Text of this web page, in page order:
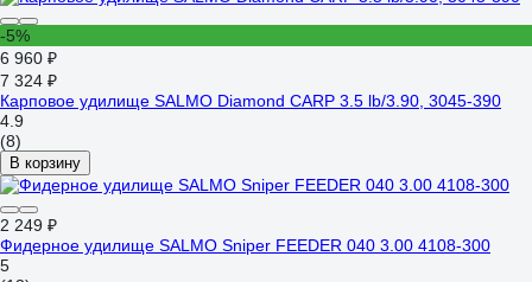
-5%
6 960 ₽
7 324 ₽
Карповое удилище SALMO Diamond CARP 3.5 lb/3.90, 3045-390
4.9
(8)
В корзину
2 249 ₽
Фидерное удилище SALMO Sniper FEEDER 040 3.00 4108-300
5